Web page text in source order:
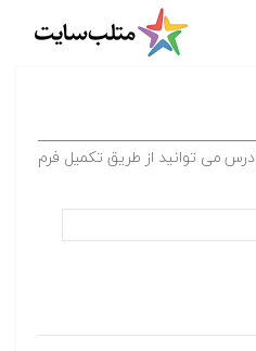
می توانید از طریق تکمیل فرم